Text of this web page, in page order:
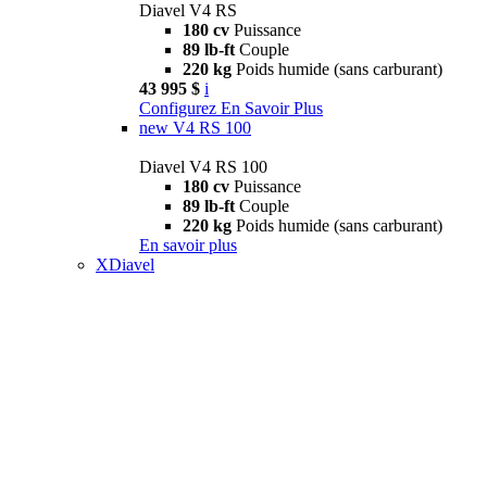
Diavel V4 RS
180 cv Puissance
89 lb-ft Couple
220 kg Poids humide (sans carburant)
43 995 $ i
Configurez En Savoir Plus
new V4 RS 100
Diavel V4 RS 100
180 cv Puissance
89 lb-ft Couple
220 kg Poids humide (sans carburant)
En savoir plus
XDiavel